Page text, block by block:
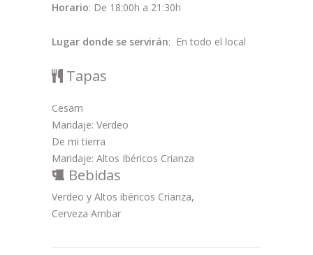
Horario: De 18:00h a 21:30h
Lugar donde se servirán: En todo el local
Tapas
Cesam
Maridaje: Verdeo
De mi tierra
Maridaje: Altos Ibéricos Crianza
Bebidas
Verdeo y Altos ibéricos Crianza,
Cerveza Ambar